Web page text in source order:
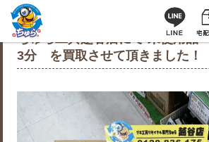
ちゅら工具越谷店にて 未使用品
3分 を買取させて頂きました！